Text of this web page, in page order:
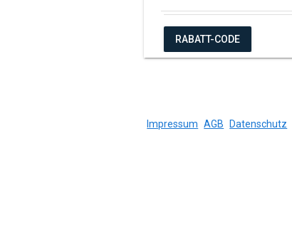
RABATT-CODE
Impressum AGB Datenschutz